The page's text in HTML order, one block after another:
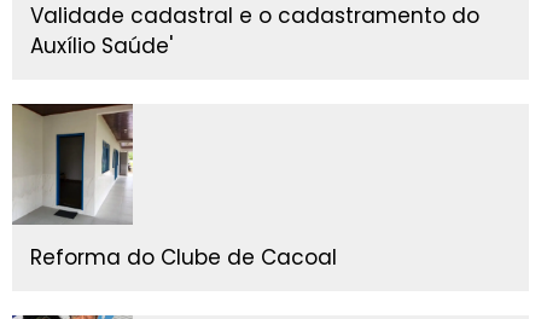
Validade cadastral e o cadastramento do
Auxílio Saúde'
Reforma do Clube de Cacoal